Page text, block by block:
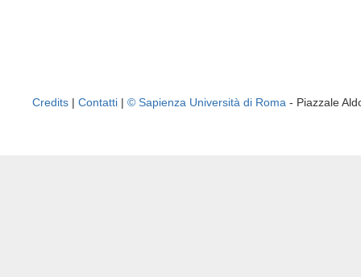
Credits | Contatti | © Sapienza Università di Roma - Piazzale